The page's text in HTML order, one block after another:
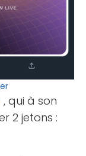
, qui à son
2 jetons :